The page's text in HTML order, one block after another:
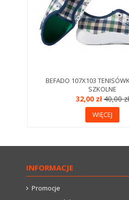
BEFADO 107X103
SZKOLNE
32,00 zł40,00 zł
WIĘCEJ
INFORMACJE
Promocje